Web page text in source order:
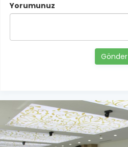
Yorumunuz
Gönder